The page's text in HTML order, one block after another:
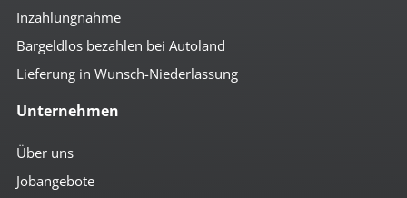
Inzahlungnahme
Bargeldlos bezahlen bei Autoland
Lieferung in Wunsch-Niederlassung
Unternehmen
Über uns
Jobangebote